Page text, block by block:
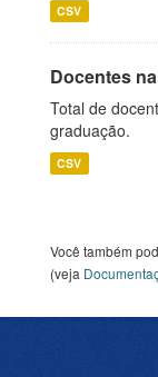
CSV
Docentes
Total de
graduação.
CSV
Você também
(veja